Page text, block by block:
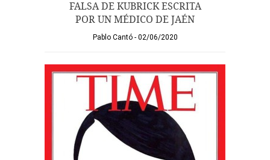
FALSA DE KUBRICK ESCRITA
POR UN MÉDICO DE JAÉN
Pablo Cantó 02/06/2020